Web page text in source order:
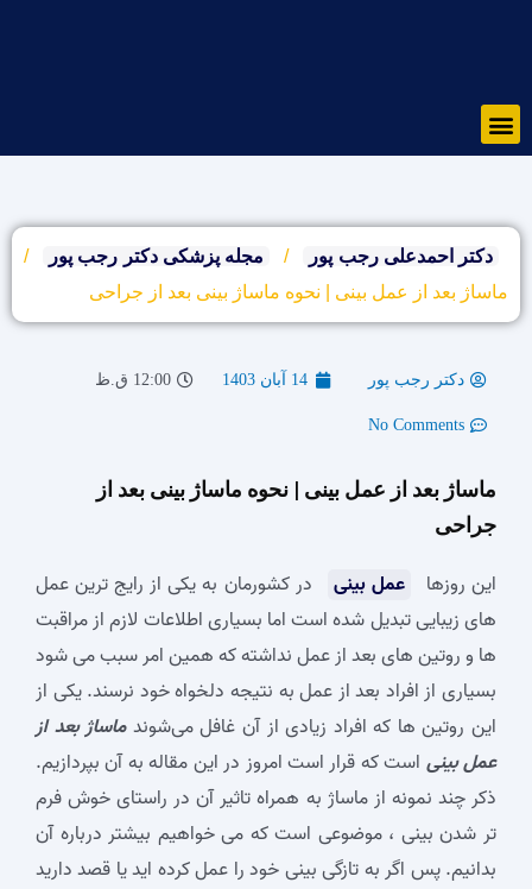
Menu
دکتر احمدعلی رجب پور / مجله پزشکی دکتر رجب پور
/
ماساژ بعد از عمل بینی | نحوه ماساژ بینی بعد از جراحی
دکتر رجب پور 14 آبان 1403 12:00 ق.ظ
No Comments
ماساژ بعد از عمل بینی | نحوه ماساژ بینی بعد از
جراحی
این روزها عمل بینی
در کشورمان به یکی از رایج ترین عمل
های زیبایی تبدیل شده است اما بسیاری اطلاعات لازم از مراقبت
ها و روتین های بعد از عمل نداشته که همین امر سبب می شود
بسیاری از افراد بعد از عمل به نتیجه دلخواه خود نرسند. یکی از
این روتین ها که افراد زیادی از آن غافل می‌شوندماساژ بعد از
عمل بینی است که قرار است امروز در این مقاله به آن بپردازیم.
ذکر چند نمونه از ماساژ به همراه تاثیر آن در راستای خوش فرم
تر شدن بینی ، موضوعی است که می خواهیم بیشتر درباره آن
بدانیم. پس اگر به تازگی بینی خود را عمل کرده اید یا قصد دارید